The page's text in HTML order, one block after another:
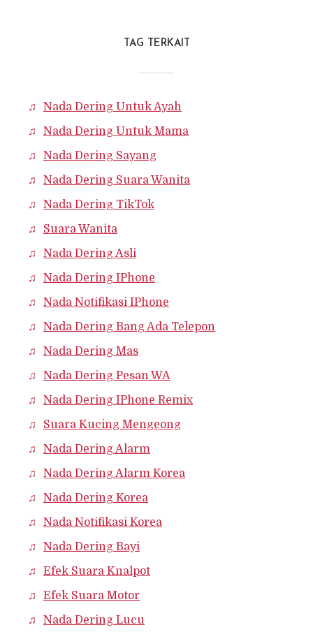
TAG TERKAIT
Nada Dering Untuk Ayah
Nada Dering Untuk Mama
Nada Dering Sayang
Nada Dering Suara Wanita
Nada Dering TikTok
Suara Wanita
Nada Dering Asli
Nada Dering IPhone
Nada Notifikasi IPhone
Nada Dering Bang Ada Telepon
Nada Dering Mas
Nada Dering Pesan WA
Nada Dering IPhone Remix
Suara Kucing Mengeong
Nada Dering Alarm
Nada Dering Alarm Korea
Nada Dering Korea
Nada Notifikasi Korea
Nada Dering Bayi
Efek Suara Knalpot
Efek Suara Motor
Nada Dering Lucu